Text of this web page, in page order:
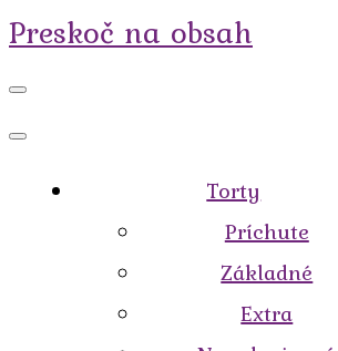
Preskoč na obsah
Torty
Príchute
Základné
Extra